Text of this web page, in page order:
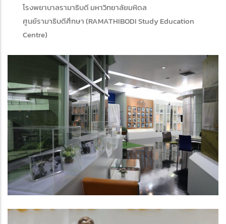
โรงพยาบาลรามาธิบดี มหาวิทยาลัยมหิดล
ศูนย์รามาธิบดีศึกษา (RAMATHIBODI Study Education
Centre)